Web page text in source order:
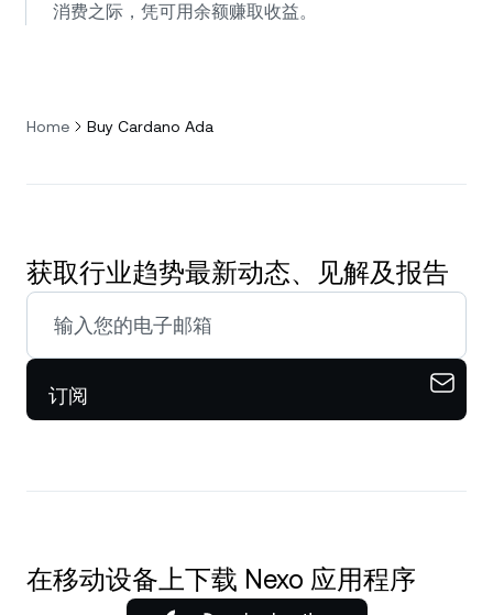
消费之际，凭可用余额赚取收益。
Home Buy Cardano Ada
获取行业趋势最新动态、见解及报告
订阅
在移动设备上下载 Nexo 应用程序